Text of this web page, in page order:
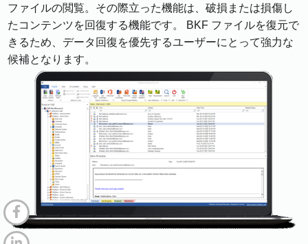
ファイルの閲覧。その際立った機能は、破損または損傷し
たコンテンツを回復する機能です。 BKF ファイルを復元で
きるため、データ回復を優先するユーザーにとって強力な
候補となります。